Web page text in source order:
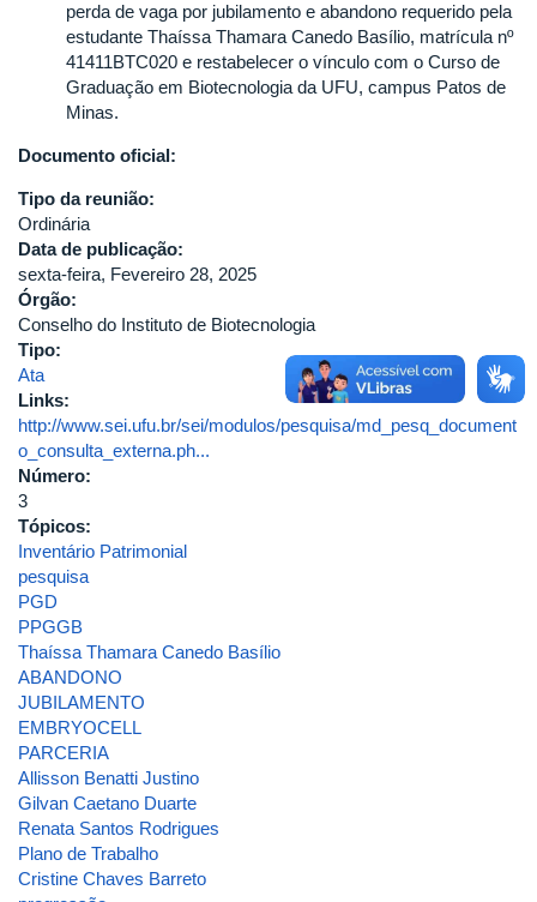
perda de vaga por jubilamento e abandono requerido pela
estudante Thaíssa Thamara Canedo Basílio, matrícula nº
41411BTC020 e restabelecer o vínculo com o Curso de
Graduação em Biotecnologia da UFU, campus Patos de
Minas.
Documento oficial:
Tipo da reunião:
Ordinária
Data de publicação:
sexta-feira, Fevereiro 28, 2025
Órgão:
Conselho do Instituto de Biotecnologia
Tipo:
Ata
Links:
http://www.sei.ufu.br/sei/modulos/pesquisa/md_pesq_document
o_consulta_externa.ph...
Número:
3
Tópicos:
Inventário Patrimonial
pesquisa
PGD
PPGGB
Thaíssa Thamara Canedo Basílio
ABANDONO
JUBILAMENTO
EMBRYOCELL
PARCERIA
Allisson Benatti Justino
Gilvan Caetano Duarte
Renata Santos Rodrigues
Plano de Trabalho
Cristine Chaves Barreto